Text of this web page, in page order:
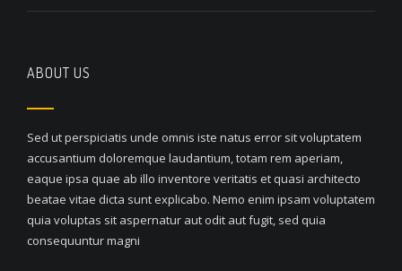
ABOUT US
Sed ut perspiciatis unde omnis iste natus error sit voluptatem
accusantium doloremque laudantium, totam rem aperiam,
eaque ipsa quae ab illo inventore veritatis et quasi architecto
beatae vitae dicta sunt explicabo. Nemo enim ipsam voluptatem
quia voluptas sit aspernatur aut odit aut fugit, sed quia
consequuntur magni